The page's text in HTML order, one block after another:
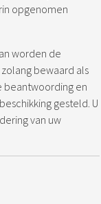
opgenomen
worden de
bewaard als
beantwoording en
gesteld. U
van uw